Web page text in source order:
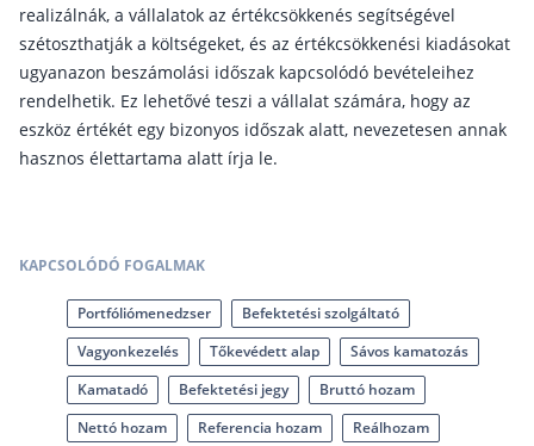
Nyugdíjbiztosítás
Nyugdíjbiztosítás vagy NYESZ? Melyik a jobb?
Melyik a legolcsóbb nyugdíjbiztosítás?
Önkéntes nyugdíjpénztár vagy
Nyugdíjbiztosítás hozamok
Nyugdíjbiztosítás költségek
Életbiztosítások
realizálnák, a vállalatok az értékcsökkenés segítségével
szétoszthatják a költségeket, és az értékcsökkenési kiadásokat
ugyanazon beszámolási időszak kapcsolódó bevételeihez
rendelhetik. Ez lehetővé teszi a vállalat számára, hogy az
eszköz értékét egy bizonyos időszak alatt, nevezetesen annak
hasznos élettartama alatt írja le.
KAPCSOLÓDÓ FOGALMAK
Portfóliómenedzser
Befektetési szolgáltató
Vagyonkezelés
Tőkevédett alap
Sávos kamatozás
Kamatadó
Befektetési jegy
Bruttó hozam
Nettó hozam
Referencia hozam
Reálhozam